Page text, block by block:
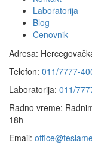
Laboratorija
Blog
Cenovnik
Adresa:
Telefon: 011/7777-
Laboratorija: 011/
Radno vreme:
18h
Email: